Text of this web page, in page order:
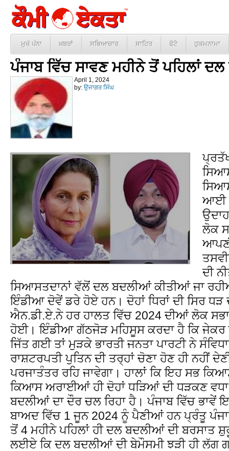
ਮੁਖੱ ਪੰਨਾ ਖ਼ਬਰਾਂ ਸਭਿਆਚਾਰ ਸਾਹਿਤ ਫੋਟੋ ਹੁਕਮਨਾਮਾ
ਪੰਜਾਬ ਵਿੱਚ ਸਾਵਣ ਮਹੀਨੇ ਤੋਂ ਪਹਿਲਾਂ
April 1, 2024
by: ਉਜਾਗਰ ਸਿੰਘ
ਆਈ
ਲੋਕ
ਦੀ
ਸਿਆਸਤਦਾਨਾਂ ਵੱਲੋਂ ਦਲ ਬਦਲੀਆਂ ਕੀਤੀਆਂ ਜਾ
ਇੰਡੀਆ ਦੋਵੇਂ ਡਰੇ ਹੋਏ ਹਨ। ਦੋਹਾਂ ਧਿਰਾਂ ਦੀ ਸਿਰ ਧੜ
ਐਨ.ਡੀ.ਏ.ਨੇ ਹਰ ਹਾਲਤ ਵਿੱਚ 2024 ਦੀਆਂ ਲੋਕ
ਹੋਈ। ਇੰਡੀਆ ਗੱਠਜੋੜ ਮਹਿਸੂਸ ਕਰਦਾ ਹੈ ਕਿ ਜੇਕਰ
ਜਿੱਤ ਗਈ ਤਾਂ ਮੁੜਕੇ ਭਾਰਤੀ ਜਨਤਾ ਪਾਰਟੀ ਨੇ
ਰਾਸ਼ਟਰਪਤੀ ਪੁਤਿਨ ਦੀ ਤਰ੍ਹਾਂ ਚੋਣਾ ਹੋਣ ਹੀ ਨਹੀਂ
ਪਰਜਾਤੰਤਰ ਰਹਿ ਜਾਵੇਗਾ। ਹਾਲਾਂ ਕਿ ਇਹ ਸਭ
ਕਿਆਸ ਅਰਾਈਆਂ ਹੀ ਦੋਹਾਂ ਧੜਿਆਂ ਦੀ ਧੜਕਣ
ਬਦਲੀਆਂ ਦਾ ਦੌਰ ਚਲ ਰਿਹਾ ਹੈ। ਪੰਜਾਬ ਵਿੱਚ ਭਾਵੇਂ
ਬਾਅਦ ਵਿੱਚ 1 ਜੂਨ 2024 ਨੂੰ ਪੈਣੀਆਂ ਹਨ ਪ੍ਰੰਤੂ
ਤੋਂ 4 ਮਹੀਨੇ ਪਹਿਲਾਂ ਹੀ ਦਲ ਬਦਲੀਆਂ ਦੀ
ਲਈਏ ਕਿ ਦਲ ਬਦਲੀਆਂ ਦੀ ਬੇਮੌਸਮੀ ਝੜੀ ਹੀ ਲੱਗ